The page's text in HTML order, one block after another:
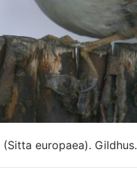
europaea). Gildhus.